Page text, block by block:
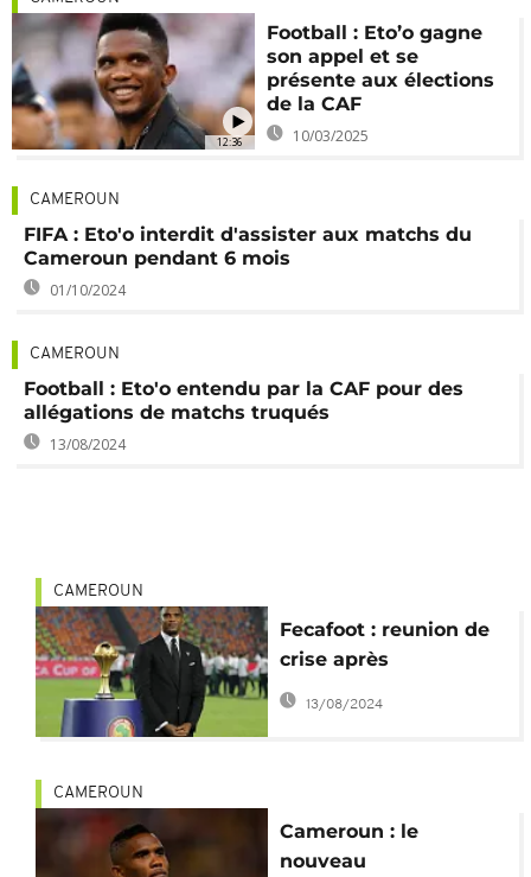
12:36
Football : Eto’o gagne
son appel et se
présente aux élections
de la CAF
10/03/2025
CAMEROUN
FIFA : Eto'o interdit d'assister aux matchs du
Cameroun pendant 6 mois
01/10/2024
CAMEROUN
Football : Eto'o entendu par la CAF pour des
allégations de matchs truqués
13/08/2024
CAMEROUN
Fecafoot : reunion de
crise après
l'altercation entre
Eto'o et Marc Brys
13/08/2024
CAMEROUN
Cameroun : le
nouveau